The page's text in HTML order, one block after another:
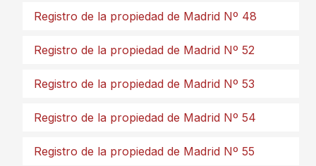
Registro de la propiedad de Madrid Nº 48
Registro de la propiedad de Madrid Nº 52
Registro de la propiedad de Madrid Nº 53
Registro de la propiedad de Madrid Nº 54
Registro de la propiedad de Madrid Nº 55